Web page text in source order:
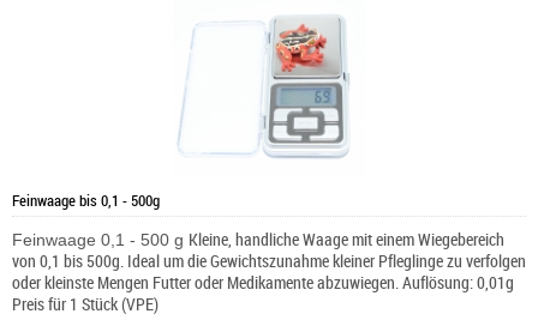
Feinwaage bis 0,1 - 500g
Feinwaage 0,1 - 500 g Kleine, handliche Waage mit einem Wiegebereich
von 0,1 bis 500g. Ideal um die Gewichtszunahme kleiner Pfleglinge zu verfolgen
oder kleinste Mengen Futter oder Medikamente abzuwiegen. Auflösung: 0,01g
Preis für 1 Stück (VPE)